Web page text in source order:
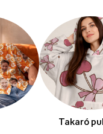
Takaró